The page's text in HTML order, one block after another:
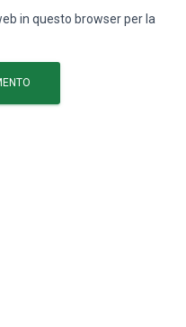
in questo browser per la